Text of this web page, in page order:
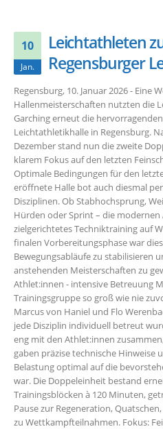
10
Jan.
Leichtathleten
Regensburger
Regensburg, 10. Januar 2026 - Eine
Hallenmeisterschaften nutzten die
Garching erneut die
Leichtathletikhalle in Regensburg.
Dezember stand nun die zweite
klarem Fokus auf den letzten
Optimale Bedingungen für den
eröffnete Halle bot auch diesmal
Disziplinen. Ob Stabhochsprung,
Hürden oder Sprint – die
zielgerichtetes Techniktraining auf
finalen Vorbereitungsphase war
Bewegungsabläufe zu stabilisieren
anstehenden Meisterschaften zu
Athlet:innen - intensive Betreuung
Trainingsgruppe so groß wie nie
Marcus von Haniel und Flo
jede Disziplin individuell betreut
eng mit den Athlet:innen
gaben präzise technische Hinweise
Belastung optimal auf die
war. Die Doppeleinheit bestand
Trainingsblöcken à 120 Minuten,
Pause zur Regeneration,
zu Wettkampfteilnahmen. Fokus: